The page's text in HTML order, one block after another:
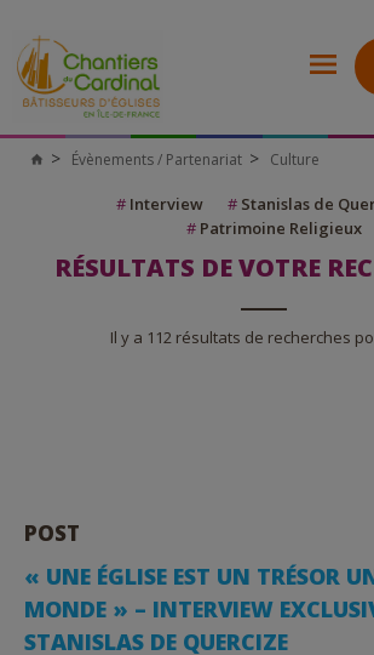
Chantiers
Évènements / Partenariat Culture
# Interview # Stanislas de
# Patrimoine Religieux
RÉSULTATS DE VOTRE
Il y a 112 résultats de recherches
POST
« UNE ÉGLISE EST UN TRÉSOR
MONDE » – INTERVIEW
STANISLAS DE QUERCIZE